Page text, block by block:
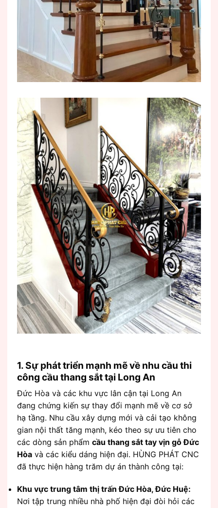
1. Sự phát triển mạnh mẽ về nhu cầu thi
công cầu thang sắt tại Long An
Đức Hòa và các khu vực lân cận tại Long An
đang chứng kiến sự thay đổi mạnh mẽ về cơ sở
hạ tầng. Nhu cầu xây dựng mới và cải tạo không
gian nội thất tăng mạnh, kéo theo sự ưu tiên cho
các dòng sản phẩm cầu thang sắt tay vịn gỗ Đức
Hòa và các kiểu dáng hiện đại. HÙNG PHÁT CNC
đã thực hiện hàng trăm dự án thành công tại:
Khu vực trung tâm thị trấn Đức Hòa, Đức Huệ:
Nơi tập trung nhiều nhà phố hiện đại đòi hỏi các